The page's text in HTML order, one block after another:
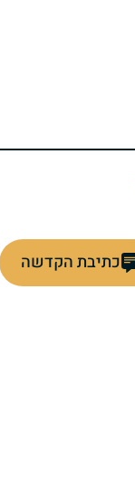
כתיבת הקדשה